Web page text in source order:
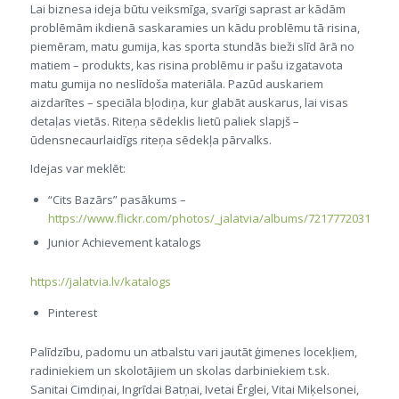
Lai biznesa ideja būtu veiksmīga, svarīgi saprast ar kādām
problēmām ikdienā saskaramies un kādu problēmu tā risina,
piemēram, matu gumija, kas sporta stundās bieži slīd ārā no
matiem – produkts, kas risina problēmu ir pašu izgatavota
matu gumija no neslīdoša materiāla. Pazūd auskariem
aizdarītes – speciāla bļodiņa, kur glabāt auskarus, lai visas
detaļas vietās. Riteņa sēdeklis lietū paliek slapjš –
ūdensnecaurlaidīgs riteņa sēdekļa pārvalks.
Idejas var meklēt:
“Cits Bazārs” pasākums –
https://www.flickr.com/photos/_jalatvia/albums/
Junior Achievement katalogs
https://jalatvia.lv/katalogs
Pinterest
Palīdzību, padomu un atbalstu vari jautāt ģimenes locekļiem,
radiniekiem un skolotājiem un skolas darbiniekiem t.sk.
Sanitai Cimdiņai, Ingrīdai Batņai, Ivetai Ērglei, Vitai Miķelsonei,